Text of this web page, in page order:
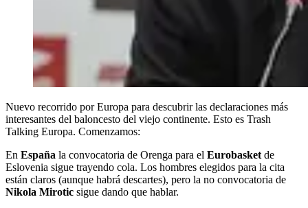
Nuevo recorrido por Europa para descubrir las declaraciones más
interesantes del baloncesto del viejo continente. Esto es Trash
Talking Europa. Comenzamos:
En España la convocatoria de Orenga para el Eurobasket de
Eslovenia sigue trayendo cola. Los hombres elegidos para la cita
están claros (aunque habrá descartes), pero la no convocatoria de
Nikola Mirotic sigue dando que hablar.